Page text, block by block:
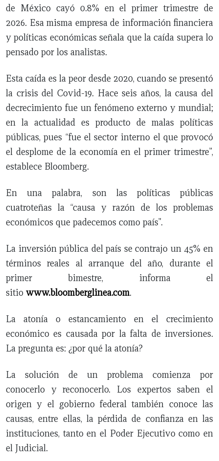
de México cayó 0.8% en el primer trimestre de
2026. Esa misma empresa de información financiera
y políticas económicas señala que la caída supera lo
pensado por los analistas.
Esta caída es la peor desde 2020, cuando se presentó
la crisis del Covid-19. Hace seis años, la causa del
decrecimiento fue un fenómeno externo y mundial;
en la actualidad es producto de malas políticas
públicas, pues “fue el sector interno el que provocó
el desplome de la economía en el primer trimestre”,
establece Bloomberg.
En una palabra, son las políticas públicas
cuatroteñas la “causa y razón de los problemas
económicos que padecemos como país”.
La inversión pública del país se contrajo un 45% en
términos reales al arranque del año, durante el
primer bimestre, informa el
sitio www.bloomberglinea.com.
La atonía o estancamiento en el crecimiento
económico es causada por la falta de inversiones.
La pregunta es: ¿por qué la atonía?
La solución de un problema comienza por
conocerlo y reconocerlo. Los expertos saben el
origen y el gobierno federal también conoce las
causas, entre ellas, la pérdida de confianza en las
instituciones, tanto en el Poder Ejecutivo como en
el Judicial.